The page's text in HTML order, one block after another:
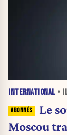
INTERNATIONAL •
Le
Moscou